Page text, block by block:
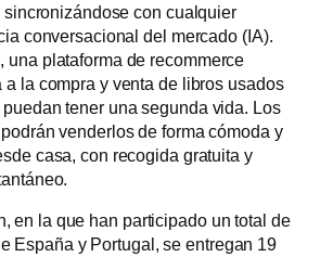
con cualquier
conversacional del mercado (IA).
una plataforma de recommerce
a la compra y venta de libros usados
tener una segunda vida. Los
venderlos de forma cómoda y
casa, con recogida gratuita y
en la que han participado un total de
España y Portugal, se entregan 19